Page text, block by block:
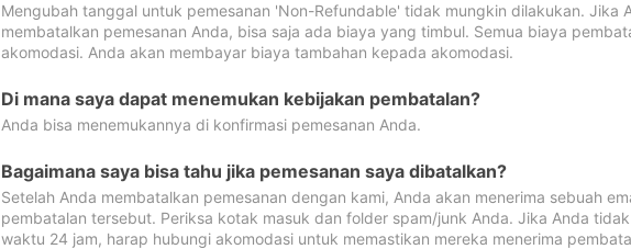
Mengubah tanggal untuk pemesanan 'Non-Refundable' tidak mungkin dilakukan. Jika
membatalkan pemesanan Anda, bisa saja ada biaya yang timbul. Semua biaya
akomodasi. Anda akan membayar biaya tambahan kepada akomodasi.
Di mana saya dapat menemukan kebijakan pembatalan?
Anda bisa menemukannya di konfirmasi pemesanan Anda.
Bagaimana saya bisa tahu jika pemesanan saya dibatalkan?
Setelah Anda membatalkan pemesanan dengan kami, Anda akan menerima sebuah
pembatalan tersebut. Periksa kotak masuk dan folder spam/junk Anda. Jika Anda
waktu 24 jam, harap hubungi akomodasi untuk memastikan mereka menerima